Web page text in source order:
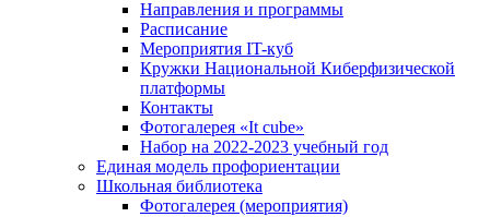
Направления и программы
Расписание
Мероприятия IT-куб
Кружки Национальной Киберфизической
платформы
Контакты
Фотогалерея «It cube»
Набор на 2022-2023 учебный год
Единая модель профориентации
Школьная библиотека
Фотогалерея (мероприятия)